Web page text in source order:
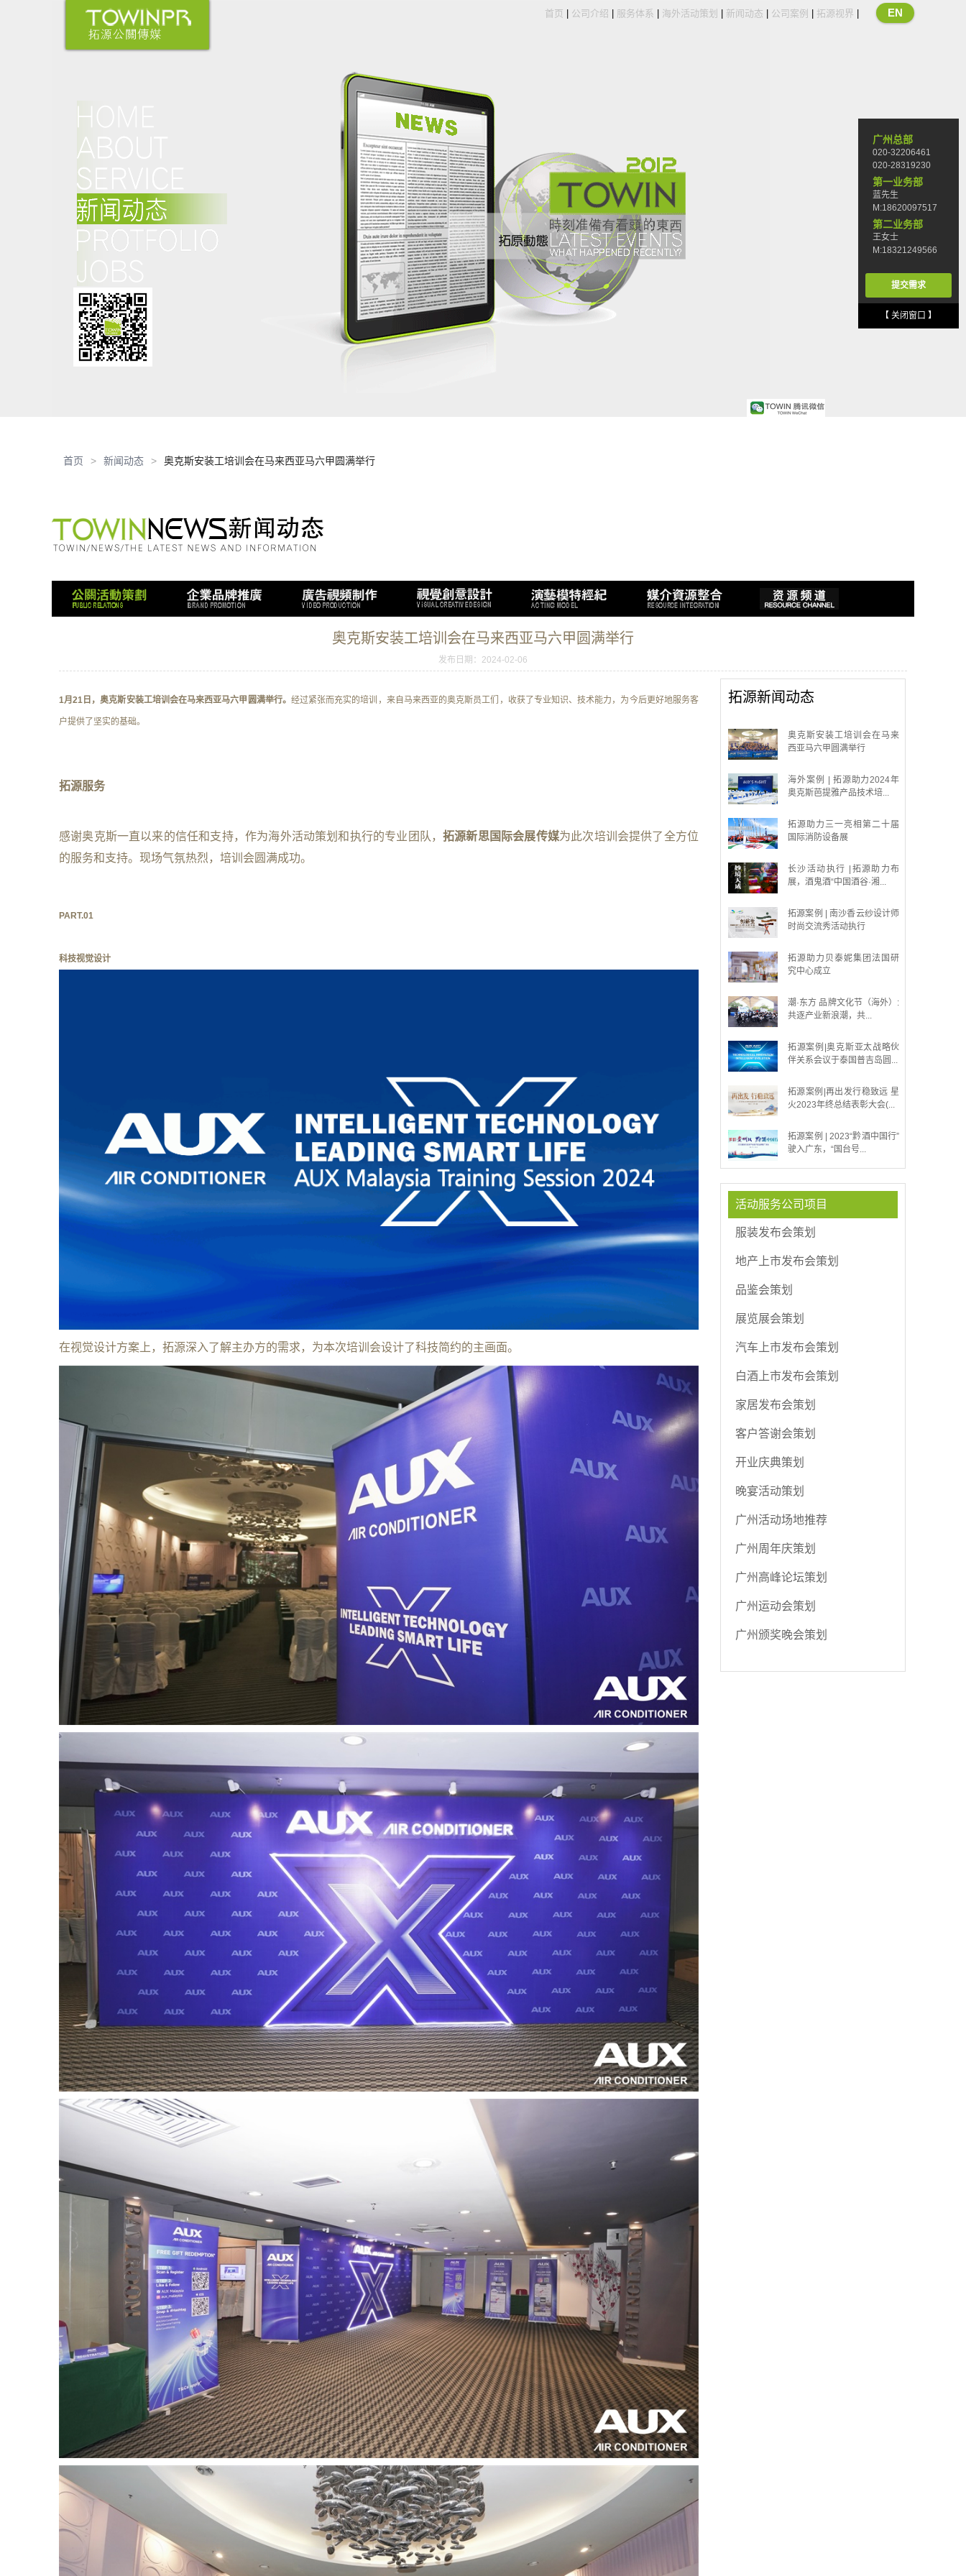
首页 公司介绍 服务体系 海外活动策划 新闻动态 公司案例 拓源视界 EN
首页 新闻动态 奥克斯安装工培训会在马来西亚马六甲圆满举行
奥克斯安装工培训会在马来西亚马六甲圆满举行
发布日期：2024-02-06
1月21日，奥克斯安装工培训会在马来西亚马六甲圆满举行。 经过紧张而充实的培训，来自马来西亚的奥克斯员工们，收获了专业知识、技术能力，为今后更好地服务客
户提供了坚实的基础。
拓源服务
感谢奥克斯一直以来的信任和支持，作为海外活动策划和执行的专业团队，拓源新思国际会展传媒为此次培训会提供了全方位
的服务和支持。现场气氛热烈，培训会圆满成功。
PART.01
科技视觉设计
在视觉设计方案上，拓源深入了解主办方的需求，为本次培训会设计了科技简约的主画面。
拓源新闻动态
奥克斯安装工培训会在马来
西亚马六甲圆满举行
海外案例 | 拓源助力2024年
奥克斯芭提雅产品技术培...
拓源助力三一亮相第二十届
国际消防设备展
长沙活动执行 |拓源助力布
展，酒鬼酒“中国酒谷·湘...
拓源案例 | 南沙香云纱设计师
时尚交流秀活动执行
拓源助力贝泰妮集团法国研
究中心成立
潮·东方 品牌文化节（海外）:
共逐产业新浪潮，共...
拓源案例|奥克斯亚太战略伙
伴关系会议于泰国普吉岛圆...
拓源案例|再出发行稳致远 星
火2023年终总结表彰大会(...
拓源案例 | 2023“黔酒中国行”
驶入广东，“国台号...
活动服务公司项目
服装发布会策划
地产上市发布会策划
品鉴会策划
展览展会策划
汽车上市发布会策划
白酒上市发布会策划
家居发布会策划
客户答谢会策划
开业庆典策划
晚宴活动策划
广州活动场地推荐
广州周年庆策划
广州高峰论坛策划
广州运动会策划
广州颁奖晚会策划
广州总部
020-32206461
020-28319230
第一业务部
蓝先生
M:18620097517
第二业务部
王女士
M:18321249566
提交需求
【 关闭窗口 】